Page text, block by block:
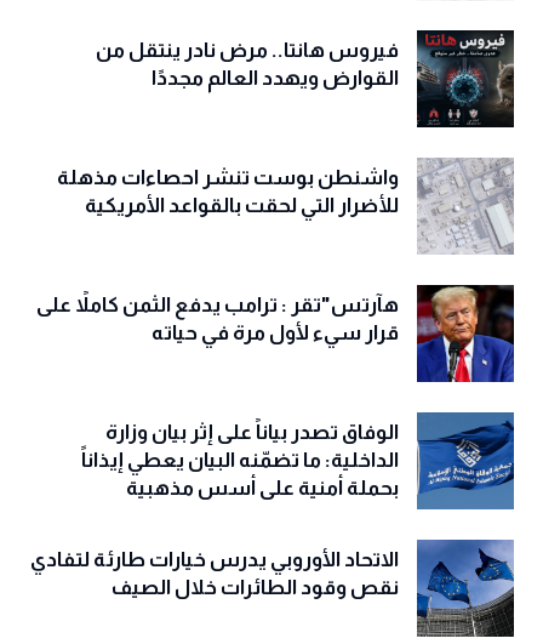
فيروس هانتا.. مرض نادر ينتقل من
القوارض ويهدد العالم مجددًا
واشنطن بوست تنشر احصاءات مذهلة
للأضرار التي لحقت بالقواعد الأمريكية
هآرتس"تقر : ترامب يدفع الثمن كاملاً على
قرار سيء لأول مرة في حياته
الوفاق تصدر بياناً على إثر بيان وزارة
الداخلية: ما تضمّنه البيان يعطي إيذاناً
بحملة أمنية على أسس مذهبية
الاتحاد الأوروبي يدرس خيارات طارئة لتفادي
نقص وقود الطائرات خلال الصيف